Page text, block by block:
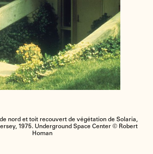
nord et toit recouvert de végétation de Solaria,
1975. Underground Space Center © Robert
Homan